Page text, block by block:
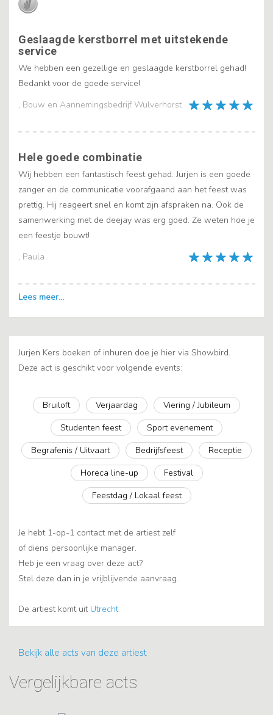
, Bouw en Aannemingsbedrijf Wulverhorst
Geslaagde kerstborrel met uitstekende
service
We hebben een gezellige en geslaagde kerstborrel gehad!
Bedankt voor de goede service!
, Paula
Hele goede combinatie
Wij hebben een fantastisch feest gehad. Jurjen is een goede
zanger en de communicatie voorafgaand aan het feest was
prettig. Hij reageert snel en komt zijn afspraken na. Ook de
samenwerking met de deejay was erg goed. Ze weten hoe je
een feestje bouwt!
Jurjen Kers boeken of inhuren doe je hier via Showbird.
Deze act is geschikt voor volgende events:
Bruiloft Verjaardag
Viering / Jubileum
Studenten feest
Sport evenement
Begrafenis / Uitvaart
Bedrijfsfeest
Receptie
Horeca line-up
Festival
Feestdag / Lokaal feest
Je hebt 1-op-1 contact met de artiest zelf
of diens persoonlijke manager.
Heb je een vraag over deze act?
Stel deze dan in je vrijblijvende aanvraag.
De artiest komt uit Utrecht
Bekijk alle acts van deze artiest
Vergelijkbare acts